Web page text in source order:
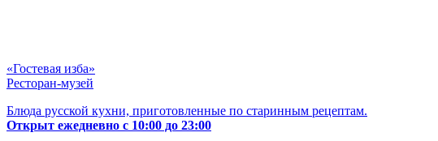
«Гостевая изба»
Ресторан-музей
Блюда русской кухни, приготовленные по старинным рецептам.
Открыт ежедневно с 10:00 до 23:00